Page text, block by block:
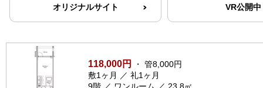
オリジナルサイト VR公開中
118,000円
・ 管8,000円
敷1ヶ月 ／ 礼1ヶ月
9階 ／ ワンルーム ／ 23.8㎡